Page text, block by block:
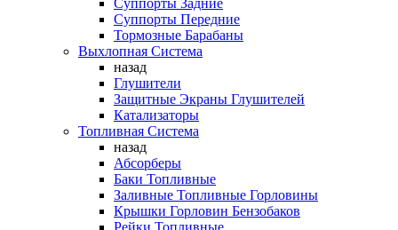
Суппорты Задние
Суппорты Передние
Тормозные Барабаны
Выхлопная Система
назад
Глушители
Защитные Экраны Глушителей
Катализаторы
Топливная Система
назад
Абсорберы
Баки Топливные
Заливные Топливные Горловины
Крышки Горловин Бензобаков
Рейки Топливные